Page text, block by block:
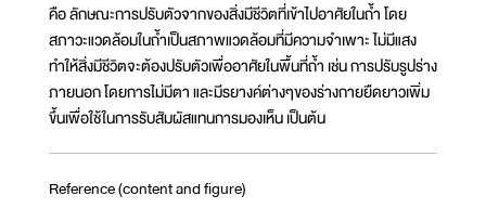
คือ ลักษณะการปรับตัวจากของสิ่งมีชีวิตที่เข้าไปอาศัยในถ้ำ โดย
สภาวะแวดล้อมในถ้ำเป็นสภาพแวดล้อมที่มีความจำเพาะ ไม่มีแสง
ทำให้สิ่งมีชีวิตจะต้องปรับตัวเพื่ออาศัยในพื้นที่ถ้ำ เช่น การปรับรูปร่าง
ภายนอก โดยการไม่มีตา และมีรยางค์ต่างๆของร่างกายยืดยาวเพิ่ม
ขึ้นเพื่อใช้ในการรับสัมผัสแทนการมองเห็น เป็นต้น
Reference (content and figure)